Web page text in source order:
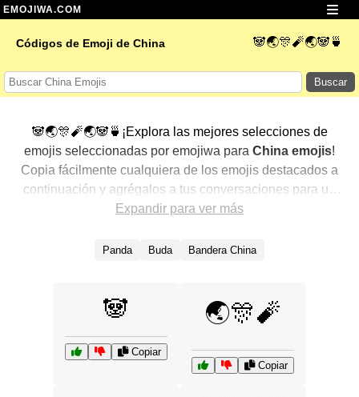
EMOJIWA.COM
Códigos de Emoji de China 🐼🌏🎊🧨🌏🐼🍵
Buscar
🐼🌏🎊🧨🌏🐼🍵¡Explora las mejores selecciones de
emojis seleccionadas por emojiwa para China emojis!
Copia fácilmente cualquiera de los emojis destacados a
continuación y agrégalos a tus conversaciones para un
toque personalizado. Hemos seleccionado una variedad
populares. ¿Buscas más? Explora otras categorías para
Expandir para ver más
Panda Buda Bandera China
🐼
Copiar
🌏🎊🧨
Copiar